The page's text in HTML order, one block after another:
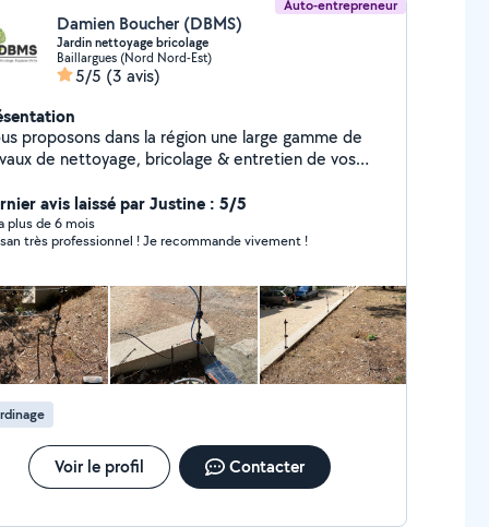
Auto-entrepreneur
Damien Boucher (DBMS)
Jardin nettoyage bricolage
Baillargues (Nord Nord-Est)
5/5 (3 avis)
proposons dans la région une large gamme de
de nettoyage, bricolage & entretien de vos
demande, avec un devis gratuit préalable
avis laissé par Justine : 5/5
plus de 6 mois
très professionnel ! Je recommande vivement !
Voir le profil Contacter